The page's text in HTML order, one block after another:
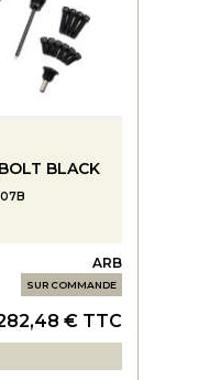
BLACK
ARB
SUR COMMANDE
€ TTC